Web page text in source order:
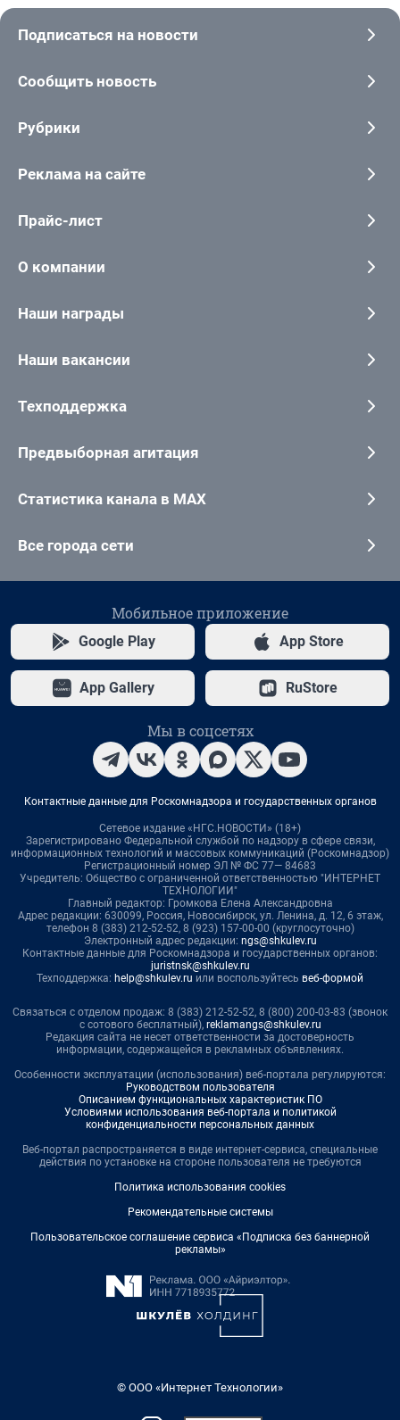
Подписаться на новости
Сообщить новость
Рубрики
Реклама на сайте
Прайс-лист
О компании
Наши награды
Наши вакансии
Техподдержка
Предвыборная агитация
Статистика канала в MAX
Все города сети
Мобильное приложение
Google Play App Store
App Gallery RuStore
Мы в соцсетях
Контактные данные для Роскомнадзора и государственных органов
Сетевое издание «НГС.НОВОСТИ» (18+)
Зарегистрировано Федеральной службой по надзору в сфере связи,
информационных технологий и массовых коммуникаций (Роскомнадзор)
Регистрационный номер ЭЛ № ФС 77— 84683
Учредитель: Общество с ограниченной ответственностью "ИНТЕРНЕТ
ТЕХНОЛОГИИ"
Главный редактор: Громкова Елена Александровна
Адрес редакции: 630099, Россия, Новосибирск, ул. Ленина, д. 12, 6 этаж,
телефон 8 (383) 212-52-52, 8 (923) 157-00-00 (круглосуточно)
Электронный адрес редакции: ngs@shkulev.ru
Контактные данные для Роскомнадзора и государственных органов:
juristnsk@shkulev.ru
Техподдержка: help@shkulev.ru или воспользуйтесь веб-формой
Связаться с отделом продаж: 8 (383) 212-52-52, 8 (800) 200-03-83 (звонок
с сотового бесплатный), reklamangs@shkulev.ru
Редакция сайта не несет ответственности за достоверность
информации, содержащейся в рекламных объявлениях.
Особенности эксплуатации (использования) веб-портала регулируются:
Руководством пользователя
Описанием функциональных характеристик ПО
Условиями использования веб-портала и политикой
конфиденциальности персональных данных
Веб-портал распространяется в виде интернет-сервиса, специальные
действия по установке на стороне пользователя не требуются
Политика использования cookies
Рекомендательные системы
Пользовательское соглашение сервиса «Подписка без баннерной
рекламы»
© ООО «Интернет Технологии»